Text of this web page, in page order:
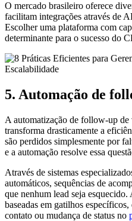
O mercado brasileiro oferece
facilitam integrações através de
Escolher uma plataforma com
determinante para o sucesso do
5. Automação de
A automatização de follow-up de
transforma drasticamente a
são perdidos simplesmente por
e a automação resolve essa
Através de sistemas
automáticos, sequências de
que nenhum lead seja
baseadas em gatilhos
contato ou mudança de status no